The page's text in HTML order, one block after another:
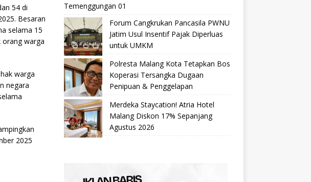
54 di
Besaran
selama 15
orang warga
warga
negara
2025
Temenggungan 01
Forum Cangkrukan Pancasila PWNU
Jatim Usul Insentif Pajak Diperluas
untuk UMKM
Polresta Malang Kota Tetapkan Bos
Koperasi Tersangka Dugaan
Penipuan & Penggelapan
Merdeka Staycation! Atria Hotel
Malang Diskon 17% Sepanjang
Agustus 2026